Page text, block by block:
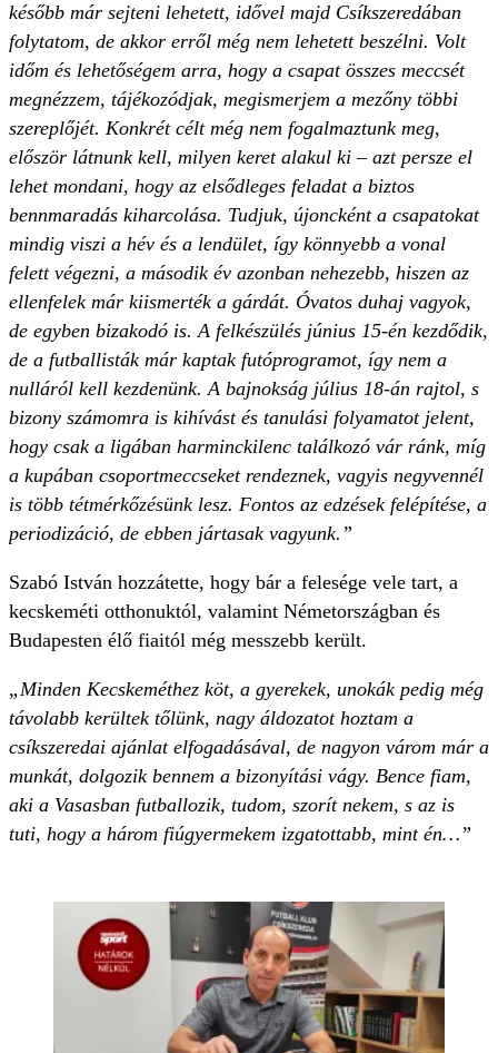
később már sejteni lehetett, idővel majd Csíkszeredában
folytatom, de akkor erről még nem lehetett beszélni. Volt
időm és lehetőségem arra, hogy a csapat összes meccsét
megnézzem, tájékozódjak, megismerjem a mezőny többi
szereplőjét. Konkrét célt még nem fogalmaztunk meg,
először látnunk kell, milyen keret alakul ki – azt persze el
lehet mondani, hogy az elsődleges feladat a biztos
bennmaradás kiharcolása. Tudjuk, újoncként a csapatokat
mindig viszi a hév és a lendület, így könnyebb a vonal
felett végezni, a második év azonban nehezebb, hiszen az
ellenfelek már kiismerték a gárdát. Óvatos duhaj vagyok,
de egyben bizakodó is. A felkészülés június 15-én kezdődik,
de a futballisták már kaptak futóprogramot, így nem a
nulláról kell kezdenünk. A bajnokság július 18-án rajtol, s
bizony számomra is kihívást és tanulási folyamatot jelent,
hogy csak a ligában harminckilenc találkozó vár ránk, míg
a kupában csoportmeccseket rendeznek, vagyis negyvennél
is több tétmérkőzésünk lesz. Fontos az edzések felépítése, a
periodizáció, de ebben jártasak vagyunk.”
Szabó István hozzátette, hogy bár a felesége vele tart, a
kecskeméti otthonuktól, valamint Németországban és
Budapesten élő fiaitól még messzebb került.
„Minden Kecskeméthez köt, a gyerekek, unokák pedig még
távolabb kerültek tőlünk, nagy áldozatot hoztam a
csíkszeredai ajánlat elfogadásával, de nagyon várom már a
munkát, dolgozik bennem a bizonyítási vágy. Bence fiam,
aki a Vasasban futballozik, tudom, szorít nekem, s az is
tuti, hogy a három fiúgyermekem izgatottabb, mint én…”